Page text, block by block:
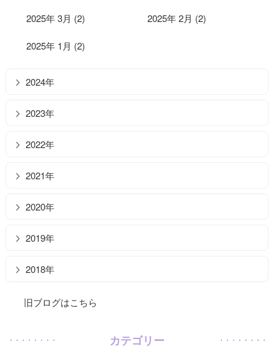
2025年 3月 (2) 2025年 2月 (2)
2025年 1月 (2)
2024年
2023年
2022年
2021年
2020年
2019年
2018年
旧ブログはこちら
カテゴリー